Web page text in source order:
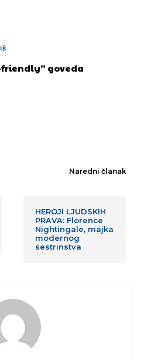
friendly” goveda
Naredni članak
HEROJI LJUDSKIH
PRAVA: Florence
Nightingale, majka
modernog
sestrinstva